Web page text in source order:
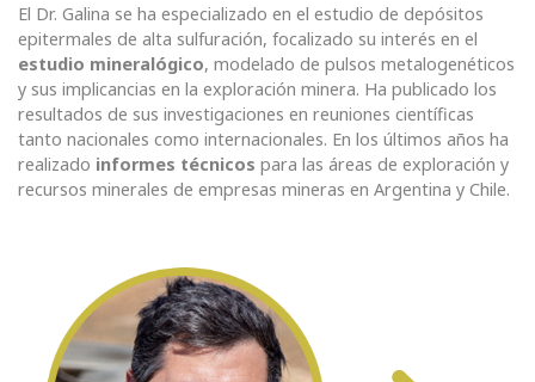
El Dr. Galina se ha especializado en el estudio de depósitos
epitermales de alta sulfuración, focalizado su interés en el
estudio mineralógico, modelado de pulsos metalogenéticos
y sus implicancias en la exploración minera. Ha publicado los
resultados de sus investigaciones en reuniones científicas
tanto nacionales como internacionales. En los últimos años ha
realizado informes técnicos para las áreas de exploración y
recursos minerales de empresas mineras en Argentina y Chile.